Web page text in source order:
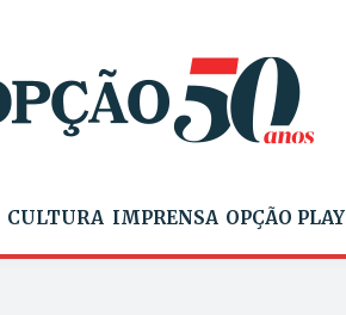
CULTURA IMPRENSA OPÇÃO PLAY